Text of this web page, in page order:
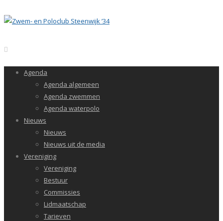
Agenda
Agenda algemeen
Agenda zwemmen
Agenda waterpolo
Nieuws
Nieuws
Nieuws uit de media
Vereniging
Vereniging
Bestuur
Commissies
Lidmaatschap
Tarieven